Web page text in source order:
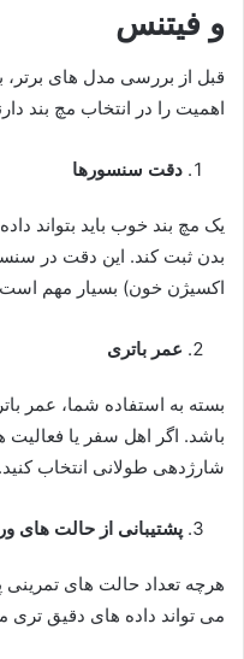
و فیتنس
قبل از بررسی مدل های برتر،
اهمیت را در انتخاب مچ بند
دقت سنسورها
یک مچ بند خوب باید بتواند
اکسیژن خون) بسیار مهم
عمر باتری
بسته به استفاده شما، عمر
باشد. اگر اهل سفر یا فعالیت
شارژدهی طولانی انتخاب کنید.
پشتیبانی از حالت های
هرچه تعداد حالت های تمرینی
می تواند داده های دقیق تری